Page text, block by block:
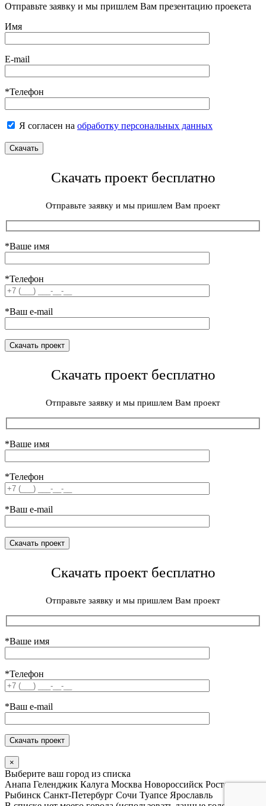
Отправьте заявку и мы пришлем Вам презентацию проекета
Имя
E-mail
*Телефон
Я согласен на обработку персональных данных
Скачать проект бесплатно
Отправьте заявку и мы пришлем Вам проект
*Ваше имя
*Телефон
*Ваш e-mail
Скачать проект бесплатно
Отправьте заявку и мы пришлем Вам проект
*Ваше имя
*Телефон
*Ваш e-mail
Скачать проект бесплатно
Отправьте заявку и мы пришлем Вам проект
*Ваше имя
*Телефон
*Ваш e-mail
×
Выберите ваш город из списка
Анапа Геленджик Калуга Москва Новороссийск Ростов
Рыбинск Санкт-Петербург Сочи Туапсе Ярославль